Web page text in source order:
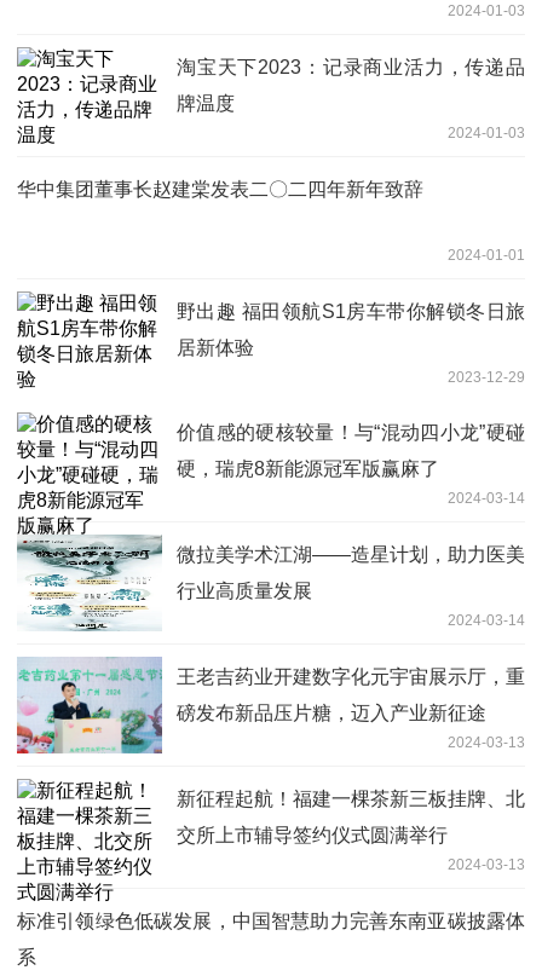
2024-01-03
淘宝天下2023：记录商业活力，传递品
牌温度
2024-01-03
华中集团董事长赵建棠发表二〇二四年新年致辞
2024-01-01
野出趣 福田领航S1房车带你解锁冬日旅
居新体验
2023-12-29
价值感的硬核较量！与“混动四小龙”硬碰
硬，瑞虎8新能源冠军版赢麻了
2024-03-14
微拉美学术江湖——造星计划，助力医美
行业高质量发展
2024-03-14
王老吉药业开建数字化元宇宙展示厅，重
磅发布新品压片糖，迈入产业新征途
2024-03-13
新征程起航！福建一棵茶新三板挂牌、北
交所上市辅导签约仪式圆满举行
2024-03-13
标准引领绿色低碳发展，中国智慧助力完善东南亚碳披露体
系